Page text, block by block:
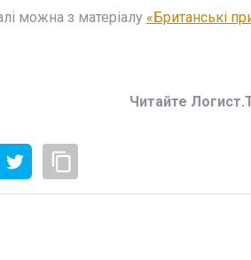
можна з матеріалу «Британські
Читайте